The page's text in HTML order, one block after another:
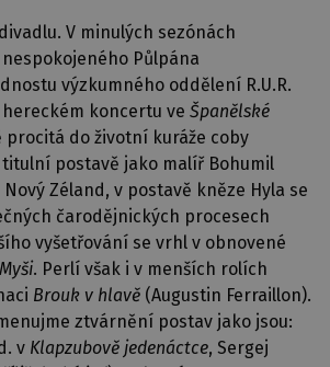
V minulých sezónách
Půlpána
výzkumného oddělení R.U.R.
hereckém koncertu ve Španělské
procitá do životní kuráže coby
titulní postavě jako malíř Bohumil
Zéland, v postavě kněze Hyla se
čarodějnických procesech
vyšetřování se vrhl v obnovené
. Perlí však i v menších rolích
Brouk v hlavě (Augustin Ferraillon).
ztvárnění postav jako jsou:
v Klapzubově jedenáctce, Sergej